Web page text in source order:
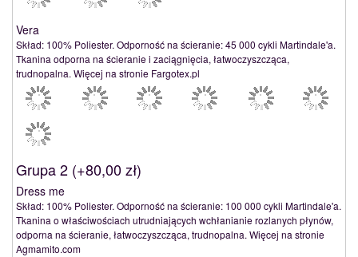
Vera
Skład: 100% Poliester. Odporność na ścieranie: 45 000 cykli Martindale'a.
Tkanina odporna na ścieranie i zaciągnięcia, łatwoczyszcząca,
trudnopalna. Więcej na stronie Fargotex.pl
Grupa 2 (+80,00 zł)
Dress me
Skład: 100% Poliester. Odporność na ścieranie: 100 000 cykli Martindale'a.
Tkanina o właściwościach utrudniających wchłanianie rozlanych płynów,
odporna na ścieranie, łatwoczyszcząca, trudnopalna. Więcej na stronie
Agmamito.com